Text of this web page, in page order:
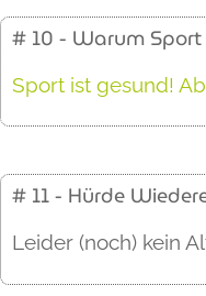
# 10 - Warum
Sport ist gesund!
# 11 - Hürde
Leider (noch) kein